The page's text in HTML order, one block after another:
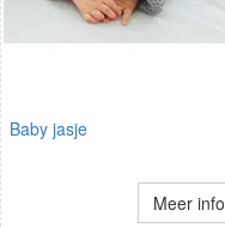
Baby jasje
Meer info